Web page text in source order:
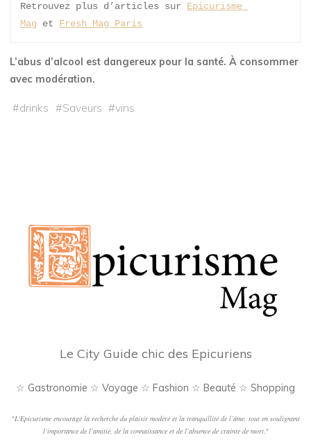
Retrouvez plus d’articles sur Epicurisme
Mag
et Fresh Mag Paris
L’abus d’alcool est dangereux pour la santé. À consommer
avec modération.
#drinks #Saveurs #vins
Le City Guide chic des Epicuriens
☆ Gastronomie ☆ Voyage ☆ Fashion ☆ Beauté ☆ Shopping
"L'Epicurisme encourage la recherche du plaisir modéré et la tranquillité de l’âme, tout en soulignant
l’importance de l’amitié, de la connaissance et de l’absence de crainte de mort."